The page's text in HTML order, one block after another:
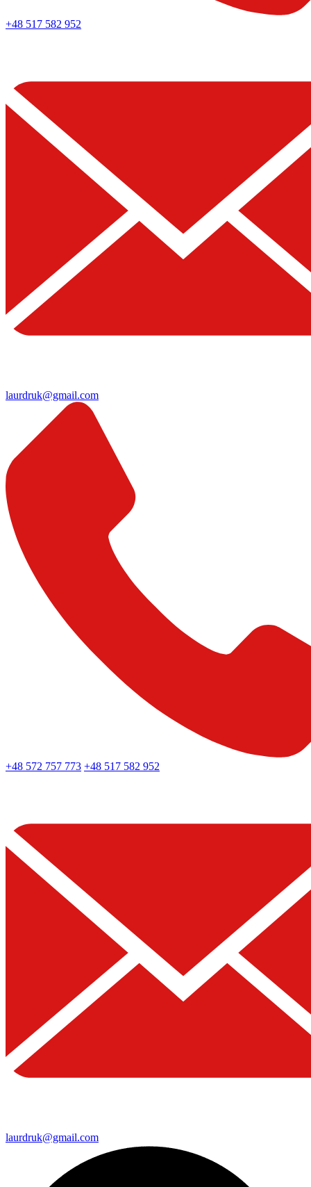
+48 517 582 952
laurdruk@gmail.com
+48 572 757 773 +48 517 582 952
laurdruk@gmail.com